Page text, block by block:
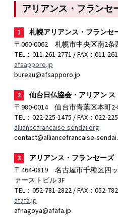
アリアンス・フランセ
1
札幌アリアンス・フランセ
〒060-0062 札幌市中央区南2
TEL：011-261-2771 / FAX：011-
afsapporo.jp
bureau@afsapporo.jp
2
仙台日仏協会・アリアン
〒980-0014 仙台市青葉区本町
TEL：022-225-1475 / FAX：022-
alliancefrancaise-sendai.org
contact@alliancefrancaise-
3
アリアンス・フランセー
〒464-0819 名古屋市千種区四
ァーストビル 3F
TEL：052-781-2822 / FAX：052-
afafa.jp
afnagoya@afafa.jp